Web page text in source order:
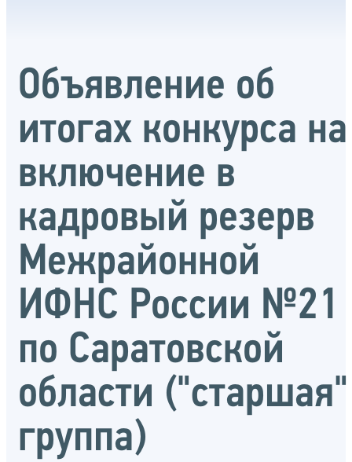
Объявление об
итогах конкурса на
включение в
кадровый резерв
Межрайонной
ИФНС России №21
по Саратовской
области ("старшая"
группа)